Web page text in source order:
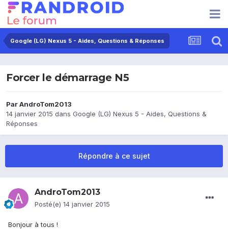
Google (LG) Nexus 5 - Aides, Questions & Réponses
Forcer le démarrage N5
ParAndroTom2013
14 janvier 2015 dans Google (LG) Nexus 5 - Aides, Questions &
Réponses
Répondre à ce sujet
AndroTom2013
Posté(e) 14 janvier 2015
Bonjour à tous !